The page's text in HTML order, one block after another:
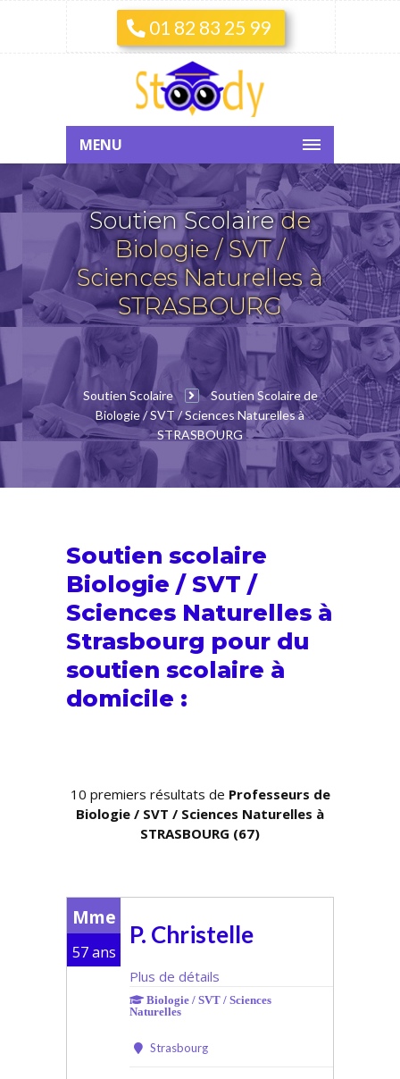
01 82 83 25 99
MENU
Soutien Scolairede
Biologie / SVT /
Sciences Naturelles à
STRASBOURG
Soutien Scolaire
Soutien Scolaire de
Biologie / SVT / Sciences Naturelles à
STRASBOURG
Soutien scolaire
Biologie / SVT /
Sciences Naturelles à
Strasbourg pour du
soutien scolaire à
domicile :
10 premiers résultats de Professeurs de
Biologie / SVT / Sciences Naturelles à
STRASBOURG (67)
Mme
57 ans
P. Christelle
Plus de détails
Biologie / SVT / Sciences
Naturelles
Strasbourg